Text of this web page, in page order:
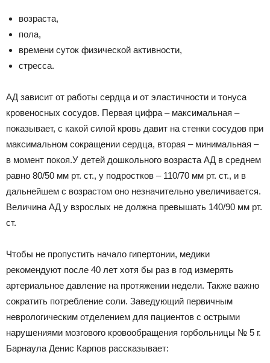
возраста,
пола,
времени суток физической активности,
стресса.
АД зависит от работы сердца и от эластичности и тонуса
кровеносных сосудов. Первая цифра – максимальная –
показывает, с какой силой кровь давит на стенки сосудов при
максимальном сокращении сердца, вторая – минимальная –
в момент покоя.У детей дошкольного возраста АД в среднем
равно 80/50 мм рт. ст., у подростков – 110/70 мм рт. ст., и в
дальнейшем с возрастом оно незначительно увеличивается.
Величина АД у взрослых не должна превышать 140/90 мм рт.
ст.
Чтобы не пропустить начало гипертонии, медики
рекомендуют после 40 лет хотя бы раз в год измерять
артериальное давление на протяжении недели. Также важно
сократить потребление соли. Заведующий первичным
неврологическим отделением для пациентов с острыми
нарушениями мозгового кровообращения горбольницы № 5 г.
Барнаула Денис Карпов рассказывает: